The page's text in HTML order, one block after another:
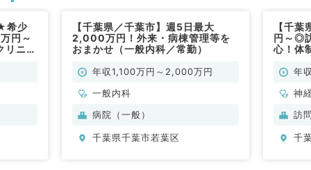
希少
円～
ニッ
【千葉県／千葉市】週5日最大
2,000万円！外来・病棟管理等を
おまかせ（一般内科／常勤）
年収1,100万円～2,000万円
一般内科
病院（一般）
千葉県千葉市若葉区
【千
円～◎
心！体
系・外
年
神
科
内
訪
千